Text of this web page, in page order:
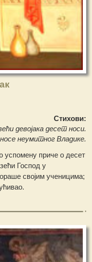
Стихови:
девојака десет носи.
неумитног Владике.
успомену приче о десет
Господ у
својим ученицима;